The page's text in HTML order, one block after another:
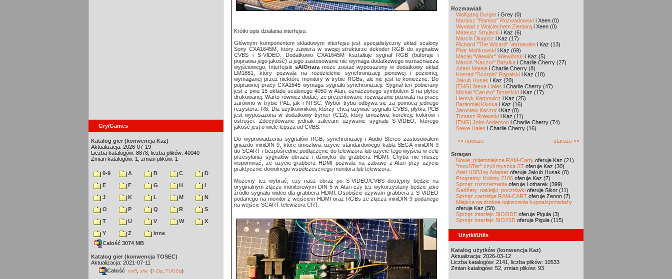
Gry/Games
Katalog gier (konwencja Kaz)
Aktualizacja: 2026-07-19
Liczba katalogów: 8878, liczba plików: 40040
Zmian katalogów: 1, zmian plików: 1
0-9 A B C
D
E
F G H
I
J
K L M
N
O
P Q R
S
T
U V W
X
Y
Z
inne
Całość 3074 MB
Katalog gier (konwencja TOSEC)
Aktualizacja: 2021-07-11
Całość md5 sha (7-Zip TUGZip)
Krótki opis działania interfejsu:
Głównym komponentem składowym interfejsu jest specjalistyczny układ scalony
Sony CXA1645M, który zawiera w swojej strukturze dekoder RGB do sygnałów
CVBS i S-VIDEO. Dodatkowo CXA1645M kształtuje sygnał RGB (buforuje i
poprawia jego jakość) a jego zastosowanie nie wymaga dodatkowego wzmacniacza
wyjściowego. Interfejsik sAIOnaramoże zostać wyposażony w dodatkowy układ
LM1881, który pozwala na rozdzielenie synchronizacji pionowej i poziomej,
wymaganej przez niektóre monitory w trybie RGBs, ale nie jest to konieczne. Do
poprawnej pracy CXA1645 wymaga sygnału synchronizacji. Sygnał ten pobierany
jest z pinu 15 układu scalonego 4050 w Atari, oznaczonego symbolem S na płytce
drukowanej. Warto również dodać, że prezentowane rozwiązanie pozwala na pracę
zarówno w trybie PAL, jak i NTSC. Wybór trybu odbywa się za pomocą jednego
rezystora: R8. Dla użytkowników, którzy chcą używać sygnału CVBS, płytka PCB
jest wyposażona w dodatkowy trymer (C12), który umożliwia korekcję kolorów i
ostrości. Zdecydowanie jednak zalecam używanie sygnału S-VIDEO, którego
jakość jest o wiele lepsza od CVBS.
Do wyprowadzenia sygnałów RGB, synchronizacji i Audio Stereo zastosowałem
gniazdo miniDIN-9, które umożliwia użycie standardowego kabla SEGA miniDIN-9
do SCART i bezpośrednie podłączenie do telewizora lub użycie tego wyjścia w celu
przesyłania sygnałów obrazu i dźwięku do grabbera HDMI. Chyba nie muszę
wspominać, że użycie grabbera HDMI pozwala na zabawę z Atari przy użyciu
praktycznie dowolnego współczescnego monitora lub telewizora.
Możemy też wybrać, czy nasz obraz po S-VIDEO/CVBS dostępny będzie na
oryginalnym złączu monitorowym DIN-5 w Atari czy też wykorzystany będzie jako
źródło sygnału wideo dla grabbera HDMI. Osobiście używam grabbera z S-VIDEO
podanego na monitor z wejściem HDMI oraz RGBs ze złącza miniDIN-9 podanego
na wejście SCART telewizora CRT.
Rozmawiali
Wolfgang Burger i Grey (0)
Mariusz "Ramos" Rozwadowski i Xeen (0)
Wywiad z Wojciechem Zientarą i Xeen (0)
Mateusz Stryjecki i Kaz (6)
Marcin Długosz i Kaz (17)
Richard "The Wizard" Vermeulen i Kaz (13)
Piotr Mańkowski i Kaz (69)
Maciej "Wiewiór" Wiewiórski i Kaz (5)
Marcin "Kaczor" Baryłka i Charlie Cherry (27)
Adam Mateja i Charlie Cherry (8)
Konrad "Scorpio" Rąpalski i Kaz (18)
Jakub Husak i Kaz (20)
[ENG] Steve Hales i Charlie Cherry (47)
Michał "Caruso" Brzezicki i Kaz (17)
Henryk Karpowicz i Kaz (25)
Bartłomiej Kluska i Kaz (16)
Jarosław Kaczor i Kaz (8)
Tomasz Rolewski i Kaz (11)
[ENG] John Anderson i Charlie Cherry (74)
Steve Hales i Charlie Cherry (16)
«« nowsze starsze »»
Stragan
Nowe, pojemniejsze RAM-Carty oferuje Kaz (21)
"mouSTer" czyli myszka ST oferuje Kaz (30)
Atari USBJoy Adapter oferuje Jakub Husak (0)
Programy: Kolony 2106 oferuje Kaz (7)
Sprzęt: rozszerzenia oferuje Lotharek (399)
Gadżety: naklejki, pocztówki oferuje Sikor (11)
Sprzęt: cartridge RAM-CART oferuje Zenon (7)
Miejsce na drobne ogłoszenia kupna/sprzedaży
oferuje Kaz (58)
Sprzęt: interfejs SIO2IDE oferuje Piguła (3)
Sprzęt: interfejs SIO2SD oferuje Piguła (115)
Użytki/Utils
Katalog użytków (konwencja Kaz)
Aktualizacja: 2026-03-12
Liczba katalogów: 2141, liczba plików: 10533
Zmian katalogów: 52, zmian plików: 93